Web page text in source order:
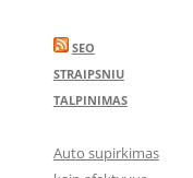
SEO
STRAIPSNIU
TALPINIMAS
Auto supirkimas